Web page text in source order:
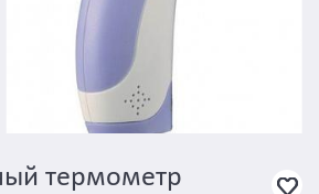
термометр